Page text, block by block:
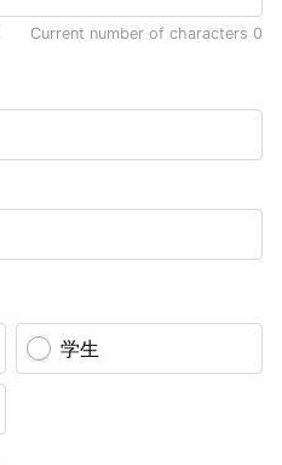
Current number of characters 0
学生